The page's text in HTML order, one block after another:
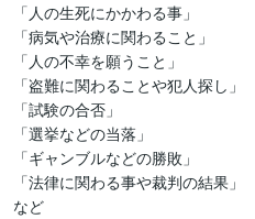
「人の生死にかかわる事」
「病気や治療に関わること」
「人の不幸を願うこと」
「盗難に関わることや犯人探し」
「試験の合否」
「選挙などの当落」
「ギャンブルなどの勝敗」
「法律に関わる事や裁判の結果」
など